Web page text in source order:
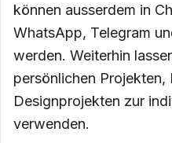
können ausserdem in
WhatsApp, Telegram
werden. Weiterhin
persönlichen Projekten,
Designprojekten zur
verwenden.